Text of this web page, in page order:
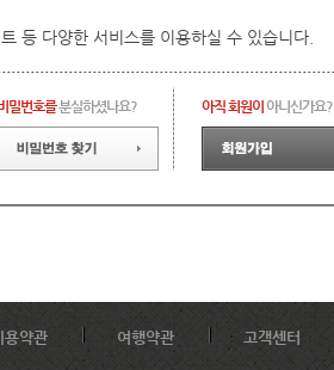
등 다양한 서비스를 이용하실 수 있습니다.
밀번호를분실하셨나요? 아직 회원이 아니신가요?
용약관 여행약관 고객센터